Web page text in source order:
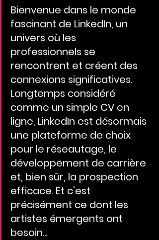
Bienvenue dans le monde
fascinant de LinkedIn, un
univers où les
professionnels se
rencontrent et créent des
connexions significatives.
Longtemps considéré
comme un simple CV en
ligne, LinkedIn est désormais
une plateforme de choix
pour le réseautage, le
développement de carrière
et, bien sûr, la prospection
efficace. Et c'est
précisément ce dont les
artistes émergents ont
besoin...